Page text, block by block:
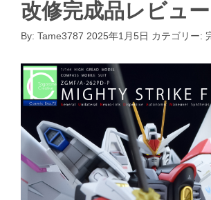
改修完成品レビュー
By: Tame3787 2025年1月5日 カテゴリー: